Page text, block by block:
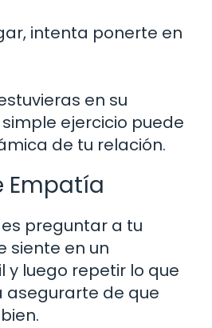
intenta ponerte en
en su
ejercicio puede
de tu relación.
Empatía
preguntar a tu
siente en un
y luego repetir lo que
asegurarte de que